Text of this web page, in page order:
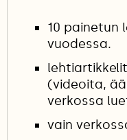
10 painetun
vuodessa.
(videoita,
verkossa
vain